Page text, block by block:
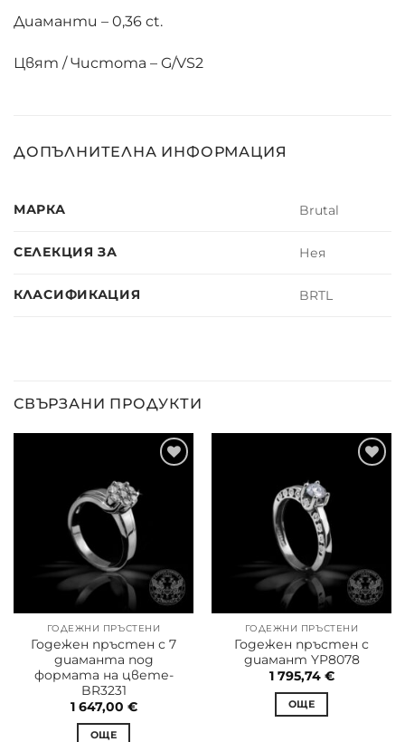
Диаманти – 0,36 ct.
Цвят / Чистота – G/VS2
ДОПЪЛНИТЕЛНА ИНФОРМАЦИЯ
МАРКА Brutal
СЕЛЕКЦИЯ ЗА Нея
КЛАСИФИКАЦИЯ BRTL
СВЪРЗАНИ ПРОДУКТИ
ГОДЕЖНИ ПРЪСТЕНИ
Годежен пръстен с 7
диаманта под
формата на цвете-
BR3231
1 647,00 €
ОЩЕ
ГОДЕЖНИ ПРЪСТЕНИ
Годежен пръстен с
диамант YP8078
1 795,74 €
ОЩЕ